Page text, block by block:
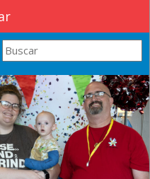
Search this site